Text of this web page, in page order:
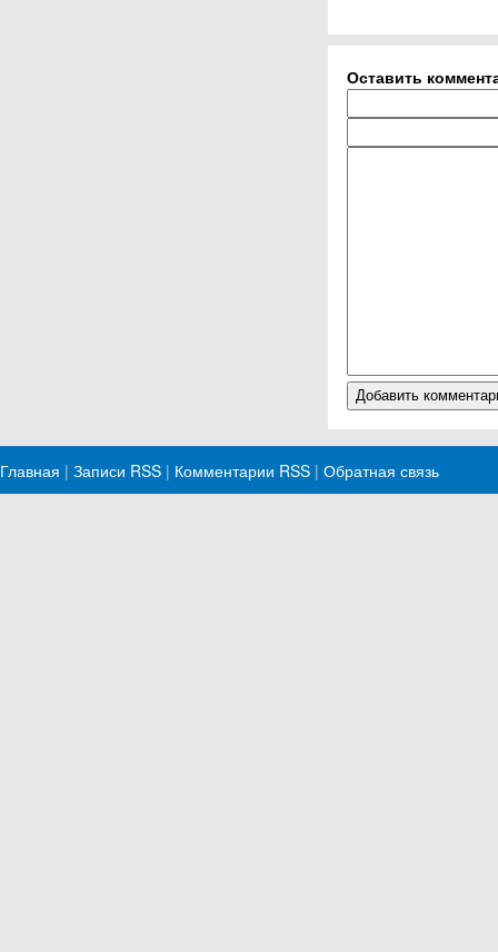
Оставить
Главная | Записи RSS | Комментарии RSS | Обратная связь